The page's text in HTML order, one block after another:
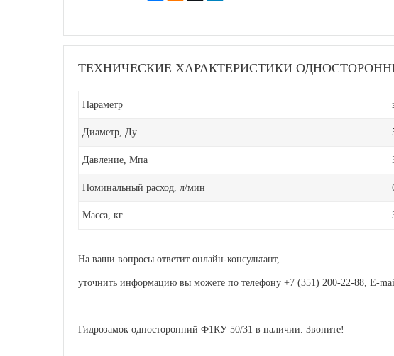
ТЕХНИЧЕСКИЕ ХАРАКТЕРИСТИКИ
Параметр
Диаметр, Ду
Давление, Мпа
Номинальный расход, л/мин
Масса, кг
На ваши вопросы ответит онлайн-консультант,
уточнить информацию вы можете по телефону +7 (351) 200-22-88, E-
Гидрозамок односторонний Ф1КУ 50/31 в наличии. Звоните!